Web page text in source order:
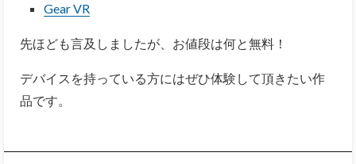
Gear VR
先ほども言及しましたが、お値段は何と無料！
デバイスを持っている方にはぜひ体験して頂きたい作
品です。